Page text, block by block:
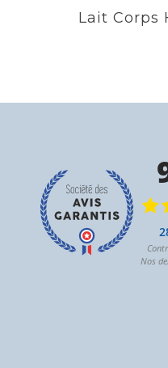
Lait Corps